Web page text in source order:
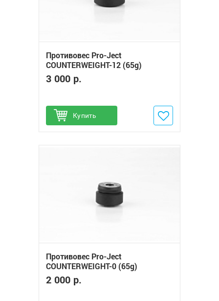
Противовес Pro-Ject
COUNTERWEIGHT-12 (65g)
3 000 р.
Купить
Добавить в избранное
Противовес Pro-Ject
COUNTERWEIGHT-0 (65g)
2 000 р.